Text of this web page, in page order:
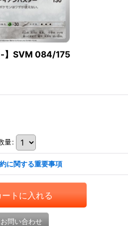
-】SVM 084/175
量:
に関する重要事項
トに入れる
お問い合わせ